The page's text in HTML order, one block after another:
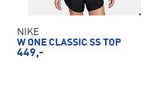
NIKE
W ONE CLASSIC SS TOP
449,-